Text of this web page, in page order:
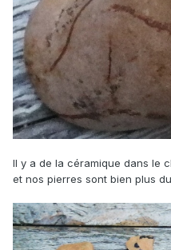
Il y a de la céramique dans le
et nos pierres sont bien plus